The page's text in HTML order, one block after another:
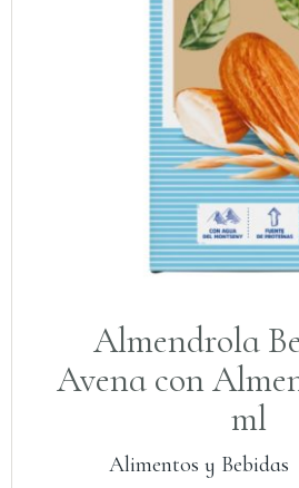
Almendrola
Avena con
ml
Alimentos y Bebidas